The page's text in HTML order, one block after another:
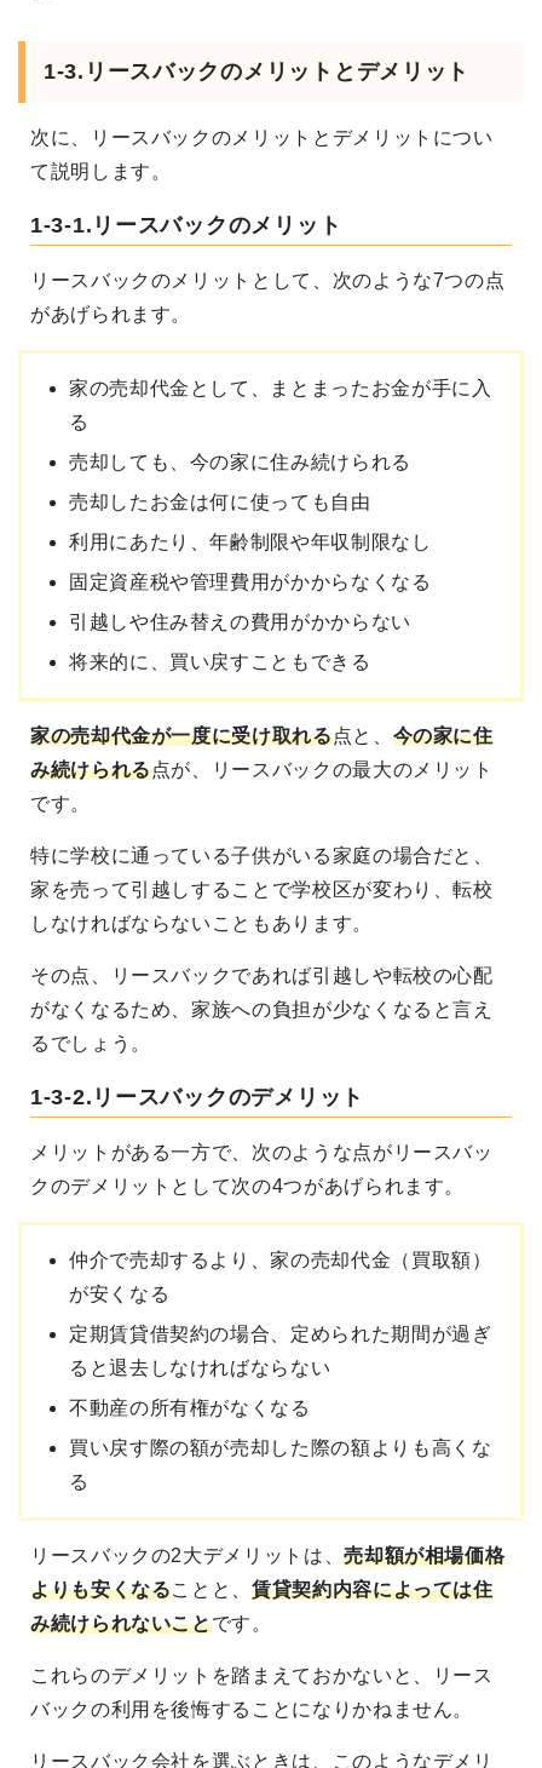
1-3.リースバックのメリットとデメリット
次に、リースバックのメリットとデメリットについ
て説明します。
1-3-1.リースバックのメリット
リースバックのメリットとして、次のような7つの点
があげられます。
家の売却代金として、まとまったお金が手に入
る
売却しても、今の家に住み続けられる
売却したお金は何に使っても自由
利用にあたり、年齢制限や年収制限なし
固定資産税や管理費用がかからなくなる
引越しや住み替えの費用がかからない
将来的に、買い戻すこともできる
家の売却代金が一度に受け取れる点と、 今の家に住
み続けられる点が、リースバックの最大のメリット
です。
特に学校に通っている子供がいる家庭の場合だと、
家を売って引越しすることで学校区が変わり、転校
しなければならないこともあります。
その点、リースバックであれば引越しや転校の心配
がなくなるため、家族への負担が少なくなると言え
るでしょう。
1-3-2.リースバックのデメリット
メリットがある一方で、次のような点がリースバッ
クのデメリットとして次の4つがあげられます。
仲介で売却するより、家の売却代金（買取額）
が安くなる
定期賃貸借契約の場合、定められた期間が過ぎ
ると退去しなければならない
不動産の所有権がなくなる
買い戻す際の額が売却した際の額よりも高くな
る
リースバックの2大デメリットは、売却額が相場価格
よりも安くなることと、賃貸契約内容によっては住
み続けられないことです。
これらのデメリットを踏まえておかないと、リース
バックの利用を後悔することになりかねません。
リースバック会社を選ぶときは、このようなデメリ